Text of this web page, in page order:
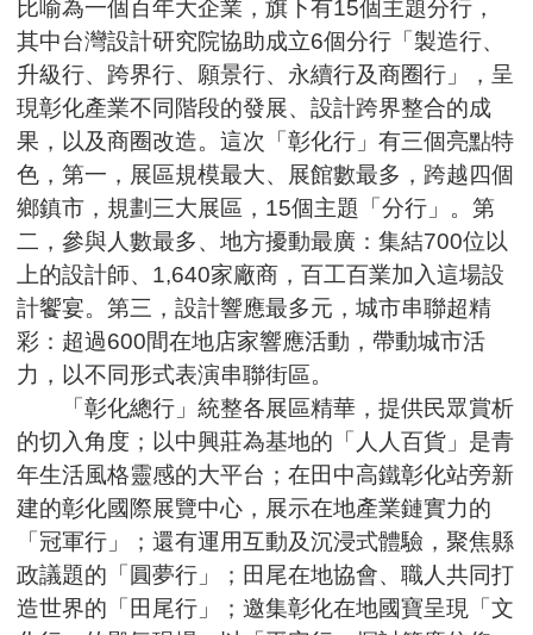
比喻為一個百年大企業，旗下有15個主題分行，
其中台灣設計研究院協助成立6個分行「製造行、
升級行、跨界行、願景行、永續行及商圈行」，呈
現彰化產業不同階段的發展、設計跨界整合的成
果，以及商圈改造。這次「彰化行」有三個亮點特
色，第一，展區規模最大、展館數最多，跨越四個
鄉鎮市，規劃三大展區，15個主題「分行」。第
二，參與人數最多、地方擾動最廣：集結700位以
上的設計師、1,640家廠商，百工百業加入這場設
計饗宴。第三，設計響應最多元，城市串聯超精
彩：超過600間在地店家響應活動，帶動城市活
力，以不同形式表演串聯街區。
「彰化總行」統整各展區精華，提供民眾賞析
的切入角度；以中興莊為基地的「人人百貨」是青
年生活風格靈感的大平台；在田中高鐵彰化站旁新
建的彰化國際展覽中心，展示在地產業鏈實力的
「冠軍行」；還有運用互動及沉浸式體驗，聚焦縣
政議題的「圓夢行」；田尾在地協會、職人共同打
造世界的「田尾行」；邀集彰化在地國寶呈現「文